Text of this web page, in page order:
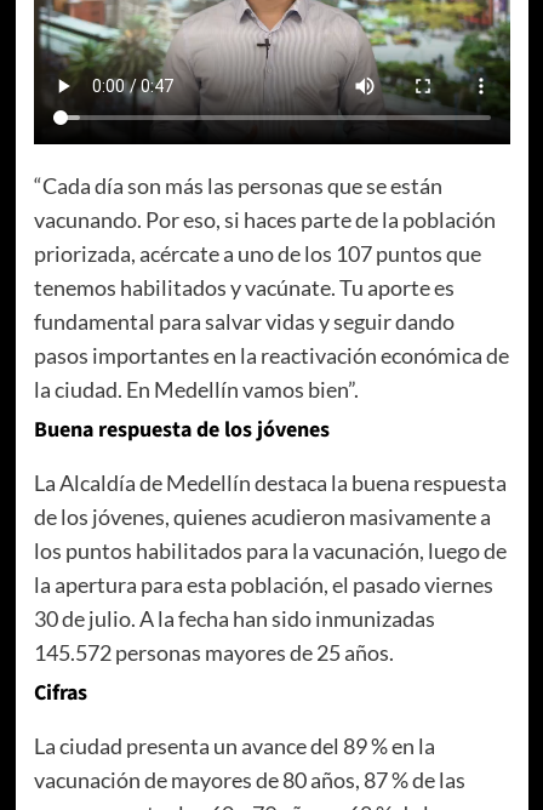
“Cada día son más las personas que se están
vacunando. Por eso, si haces parte de la población
priorizada, acércate a uno de los 107 puntos que
tenemos habilitados y vacúnate. Tu aporte es
fundamental para salvar vidas y seguir dando
pasos importantes en la reactivación económica de
la ciudad. En Medellín vamos bien”.
Buena respuesta de los jóvenes
La Alcaldía de Medellín destaca la buena respuesta
de los jóvenes, quienes acudieron masivamente a
los puntos habilitados para la vacunación, luego de
la apertura para esta población, el pasado viernes
30 de julio. A la fecha han sido inmunizadas
145.572 personas mayores de 25 años.
Cifras
La ciudad presenta un avance del 89 % en la
vacunación de mayores de 80 años, 87 % de las